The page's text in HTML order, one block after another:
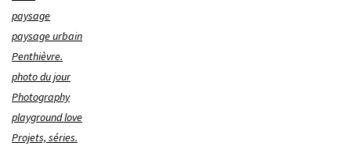
paysage
paysage urbain
Penthièvre.
photo du jour
Photography
playground love
Projets, séries.